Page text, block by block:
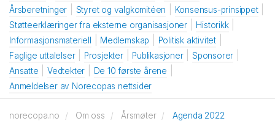
Årsberetninger
Styret og valgkomitéen
Konsensus-prinsippet
Støtteerklæringer fra eksterne organisasjoner
Historikk
Informasjonsmateriell
Medlemskap
Politisk aktivitet
Faglige uttalelser
Prosjekter Publikasjoner
Sponsorer
Ansatte
Vedtekter
De 10 første årene
Anmeldelser av Norecopas nettsider
norecopa.no Om oss Årsmøter Agenda 2022